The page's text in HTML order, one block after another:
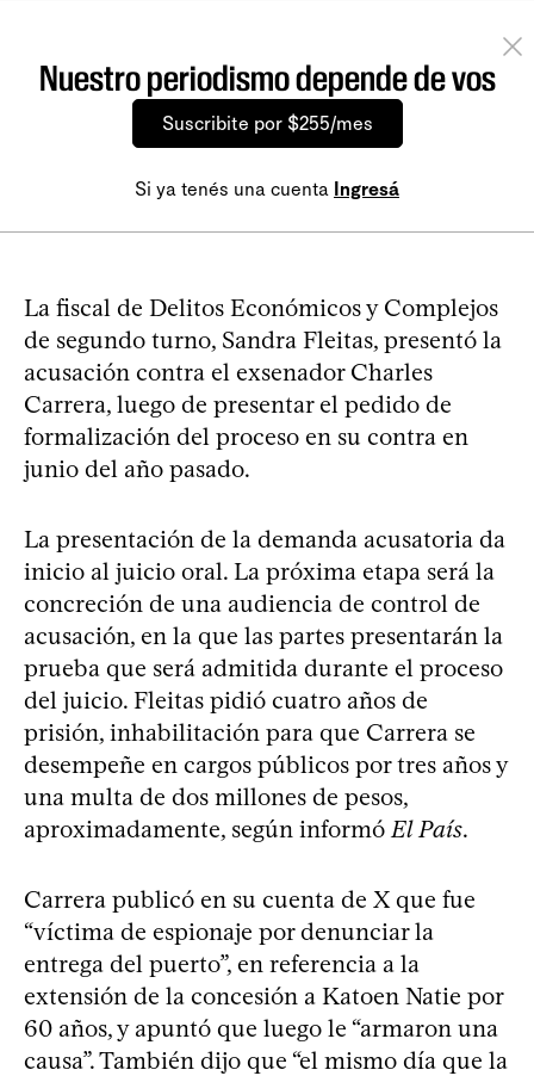
Nuestro periodismo depende de vos
Suscribite por $255/mes
Si ya tenés una cuenta Ingresá
La fiscal de Delitos Económicos y Complejos
de segundo turno, Sandra Fleitas, presentó la
acusación contra el exsenador Charles
Carrera, luego de presentar el pedido de
formalización del proceso en su contra en
junio del año pasado.
La presentación de la demanda acusatoria da
inicio al juicio oral. La próxima etapa será la
concreción de una audiencia de control de
acusación, en la que las partes presentarán la
prueba que será admitida durante el proceso
del juicio. Fleitas pidió cuatro años de
prisión, inhabilitación para que Carrera se
desempeñe en cargos públicos por tres años y
una multa de dos millones de pesos,
aproximadamente, según informó El País.
Carrera publicó en su cuenta de X que fue
“víctima de espionaje por denunciar la
entrega del puerto”, en referencia a la
extensión de la concesión a Katoen Natie por
60 años, y apuntó que luego le “armaron una
causa”. También dijo que “el mismo día que la